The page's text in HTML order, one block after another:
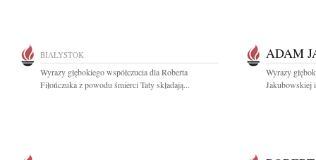
BIAŁYSTOK
Wyrazy głębokiego współczucia dla Roberta
Fiłończuka z powodu śmierci Taty składają...
ADAM
Wyrazy
Jakubowskiej